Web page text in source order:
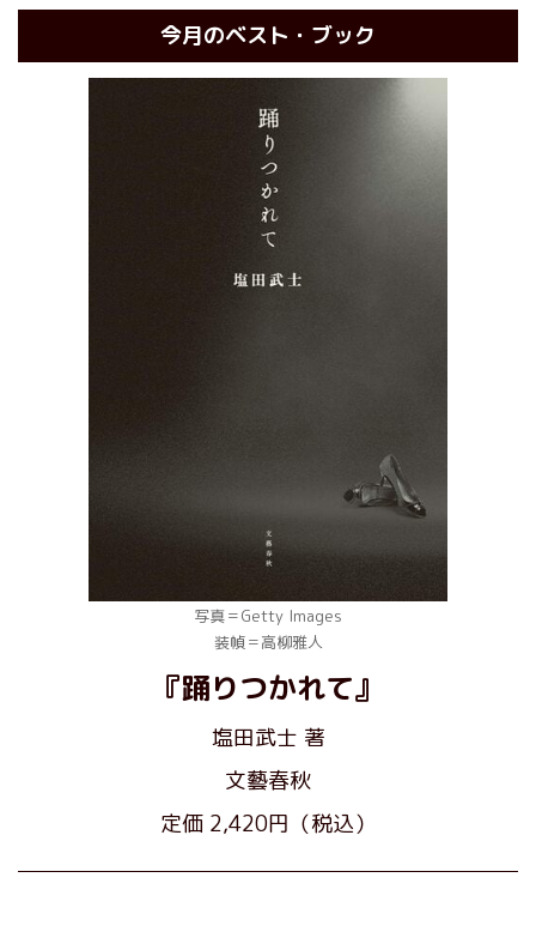
今月のベスト・ブック
写真＝Getty Images
装幀＝高柳雅人
『踊りつかれて』
塩田武士 著
文藝春秋
定価 2,420円（税込）